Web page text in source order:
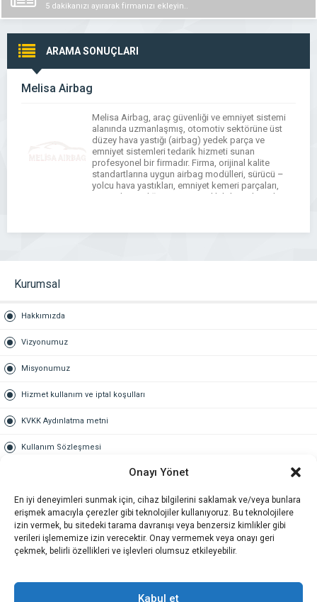
Onayı Yönet
En iyi deneyimleri sunmak için, cihaz bilgilerini saklamak ve/veya bunlara
erişmek amacıyla çerezler gibi teknolojiler kullanıyoruz. Bu teknolojilere
izin vermek, bu sitedeki tarama davranışı veya benzersiz kimlikler gibi
verileri işlememize izin verecektir. Onay vermemek veya onayı geri
çekmek, belirli özellikleri ve işlevleri olumsuz etkileyebilir.
Kabul et
5 dakikanızı ayırarak firmanızı ekleyin..
ARAMA SONUÇLARI
Melisa Airbag
Melisa Airbag, araç güvenliği ve emniyet sistemi
alanında uzmanlaşmış, otomotiv sektörüne üst
düzey hava yastığı (airbag) yedek parça ve
emniyet sistemleri tedarik hizmeti sunan
profesyonel bir firmadır. Firma, orijinal kalite
standartlarına uygun airbag modülleri, sürücü –
yolcu hava yastıkları, emniyet kemeri parçaları,
sensörler ve diğer araç güvenlik bileşenlerini hem
Kurumsal
Hakkımızda
Vizyonumuz
Misyonumuz
Hizmet kullanım ve iptal koşulları
KVKK Aydınlatma metni
Kullanım Sözleşmesi
Gold üyelik nedir
Kariyer